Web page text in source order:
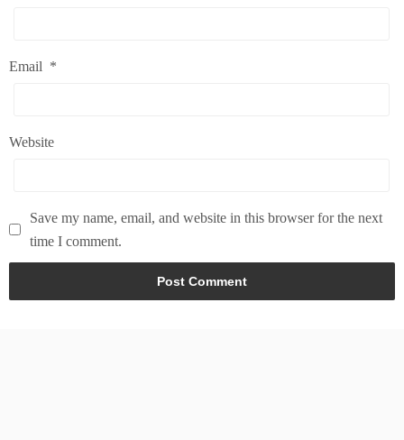
Email *
Website
Save my name, email, and website in this browser for the next
time I comment.